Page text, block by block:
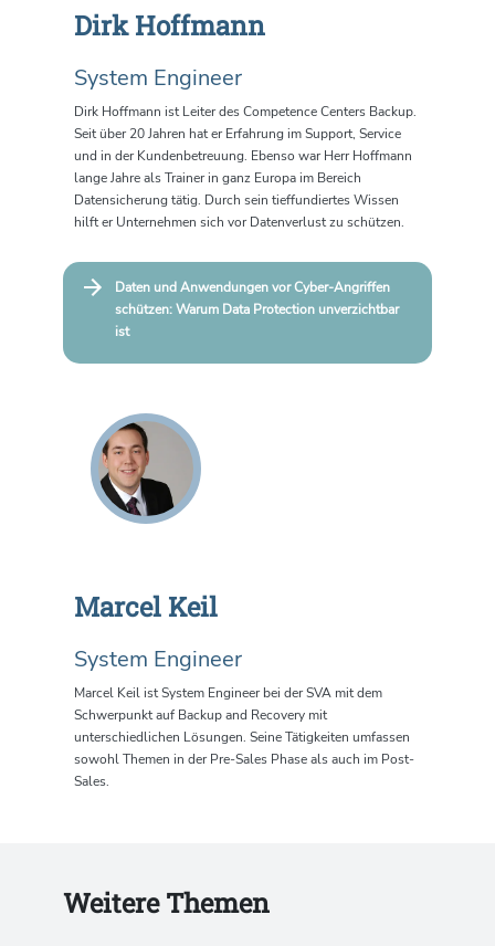
Dirk Hoffmann
System Engineer
Dirk Hoffmann ist Leiter des Competence Centers Backup.
Seit über 20 Jahren hat er Erfahrung im Support, Service
und in der Kundenbetreuung. Ebenso war Herr Hoffmann
lange Jahre als Trainer in ganz Europa im Bereich
Datensicherung tätig. Durch sein tieffundiertes Wissen
hilft er Unternehmen sich vor Datenverlust zu schützen.
Daten und Anwendungen vor Cyber-Angriffen
schützen: Warum Data Protection unverzichtbar
ist
Marcel Keil
System Engineer
Marcel Keil ist System Engineer bei der SVA mit dem
Schwerpunkt auf Backup and Recovery mit
unterschiedlichen Lösungen. Seine Tätigkeiten umfassen
sowohl Themen in der Pre-Sales Phase als auch im Post-
Sales.
Weitere Themen